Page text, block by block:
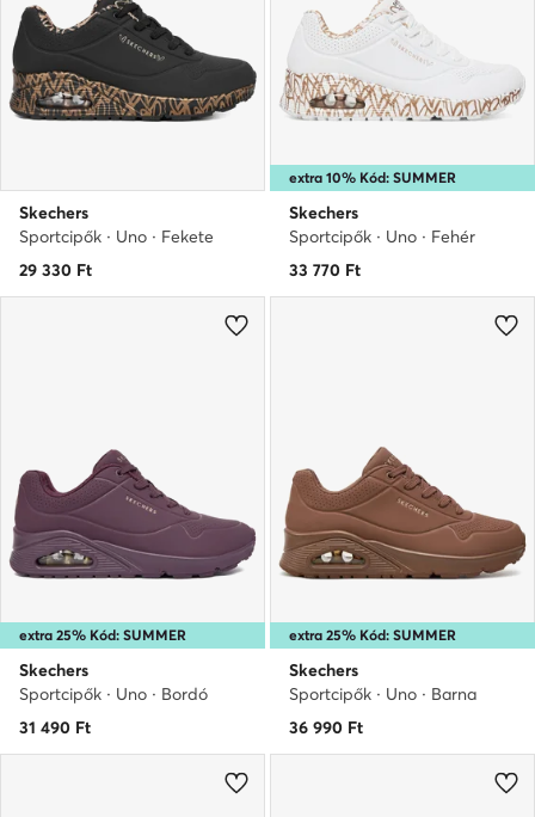
Skechers
Sportcipők · Uno · Fekete
29 330 Ft
extra 10% Kód: SUMMER
Skechers
Sportcipők · Uno · Fehér
33 770 Ft
extra 25% Kód: SUMMER
Skechers
Sportcipők · Uno · Bordó
31 490 Ft
extra 25% Kód: SUMMER
Skechers
Sportcipők · Uno · Barna
36 990 Ft